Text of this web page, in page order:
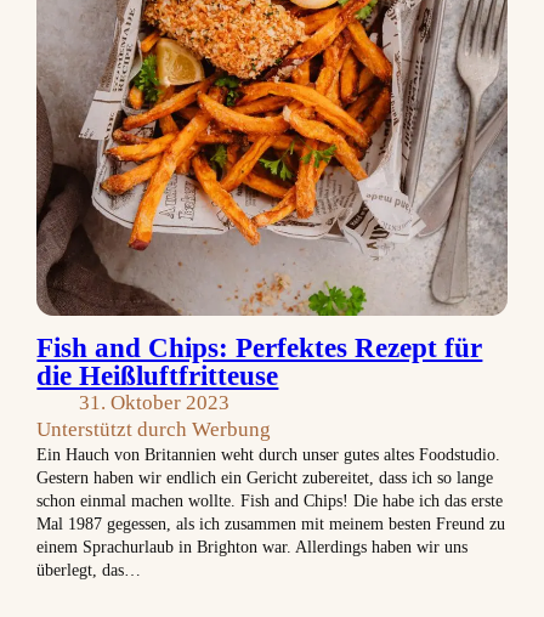
Fish and Chips: Perfektes Rezept für
die Heißluftfritteuse
31. Oktober 2023
Unterstützt durch Werbung
Ein Hauch von Britannien weht durch unser gutes altes Foodstudio.
Gestern haben wir endlich ein Gericht zubereitet, dass ich so lange
schon einmal machen wollte. Fish and Chips! Die habe ich das erste
Mal 1987 gegessen, als ich zusammen mit meinem besten Freund zu
einem Sprachurlaub in Brighton war. Allerdings haben wir uns
überlegt, das…